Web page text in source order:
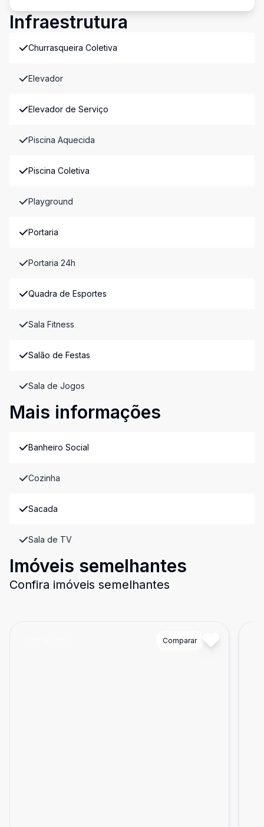
Infraestrutura
Churrasqueira Coletiva
Elevador
Elevador de Serviço
Piscina Aquecida
Piscina Coletiva
Playground
Portaria
Portaria 24h
Quadra de Esportes
Sala Fitness
Salão de Festas
Sala de Jogos
Mais informações
Banheiro Social
Cozinha
Sacada
Sala de TV
Imóveis semelhantes
Confira imóveis semelhantes
Comparar